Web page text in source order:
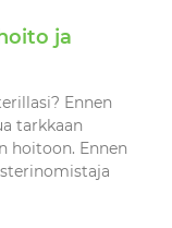
ja
Ennen
tarkkaan
hoitoon. Ennen